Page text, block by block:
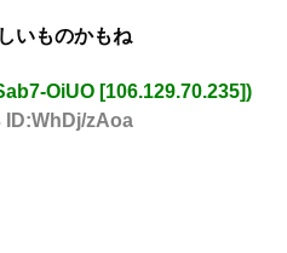
いものかもね
OiUO [106.129.70.235])
ID:WhDj/zAoa